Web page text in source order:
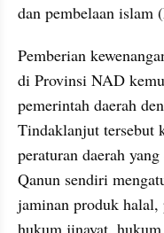
dan pembelaan islam
Pemberian
di Provinsi NAD
pemerintah daerah
Tindaklanjut tersebut
peraturan daerah
Qanun sendiri
jaminan produk
hukum jinayat,